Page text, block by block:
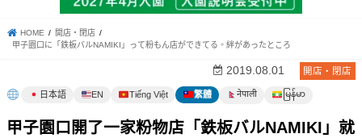
HOME
開店・閉店
甲子園口に「鉄板バルNAMIKI」って粉もん店ができてる。絆があったところ
開店・閉店
2019.08.01
日本語 EN Tiếng Việt 繁體 नेपाली မြန်မာ
甲子園口開了一家粉物店「鉄板バルNAMIKI」就